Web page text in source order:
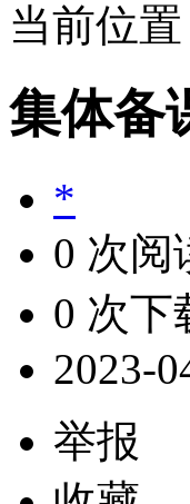
当前位置
集体备
*
0 次阅
0 次下
2023-
举报